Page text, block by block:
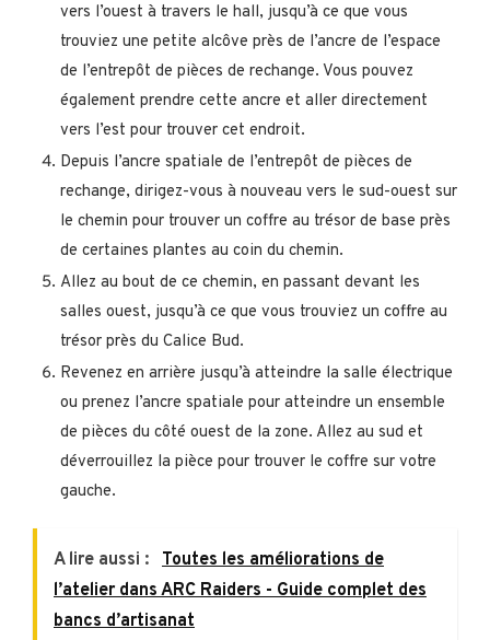
vers l’ouest à travers le hall, jusqu’à ce que vous
trouviez une petite alcôve près de l’ancre de l’espace
de l’entrepôt de pièces de rechange. Vous pouvez
également prendre cette ancre et aller directement
vers l’est pour trouver cet endroit.
Depuis l’ancre spatiale de l’entrepôt de pièces de
rechange, dirigez-vous à nouveau vers le sud-ouest sur
le chemin pour trouver un coffre au trésor de base près
de certaines plantes au coin du chemin.
Allez au bout de ce chemin, en passant devant les
salles ouest, jusqu’à ce que vous trouviez un coffre au
trésor près du Calice Bud.
Revenez en arrière jusqu’à atteindre la salle électrique
ou prenez l’ancre spatiale pour atteindre un ensemble
de pièces du côté ouest de la zone. Allez au sud et
déverrouillez la pièce pour trouver le coffre sur votre
gauche.
A lire aussi :
Toutes les améliorations de
l’atelier dans ARC Raiders - Guide complet des
bancs d’artisanat